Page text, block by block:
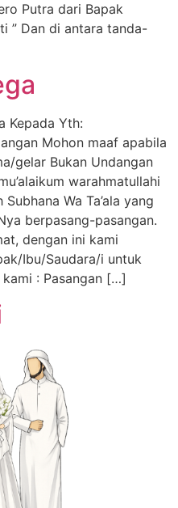
Putra dari Bapak
” Dan di antara tanda-
Kepada Yth:
Mohon maaf apabila
gelar Bukan Undangan
Wa Ta’ala yang
berpasang-pasangan.
dengan ini kami
Ibu/Saudara/i untuk
: Pasangan […]